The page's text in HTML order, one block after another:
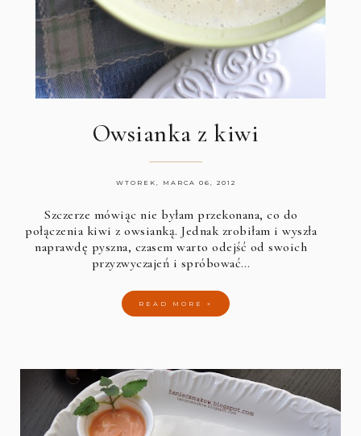
Owsianka z kiwi
WTOREK, MARCA 06, 2012
Szczerze mówiąc nie byłam przekonana, co do
połączenia kiwi z owsianką. Jednak zrobiłam i wyszła
naprawdę pyszna, czasem warto odejść od swoich
przyzwyczajeń i spróbować…
READ MORE »